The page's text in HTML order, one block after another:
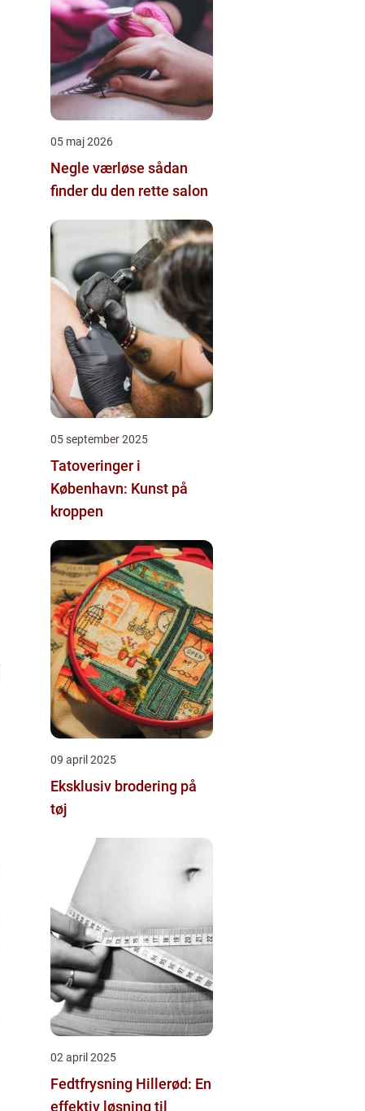
05 maj 2026
Negle værløse sådan
finder du den rette salon
05 september 2025
Tatoveringer i
København: Kunst på
kroppen
09 april 2025
Eksklusiv brodering på
tøj
02 april 2025
Fedtfrysning Hillerød: En
effektiv løsning til